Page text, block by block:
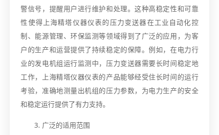
警信号，提醒用户进行维护和处理。这种高稳定性和可靠
性使得上海精塔仪器仪表的压力变送器在工业自动化控
制、能源管理、环保监测等领域得到了广泛的应用，为客
户的生产和运营提供了持续稳定的保障。例如，在电力行
业的发电机组运行监测中，压力变送器需要长时间稳定地
工作，上海精塔仪器仪表的产品能够经受住长时间的运行
考验，准确地测量出机组的压力参数，为电力生产的安全
和稳定运行提供了有力支持。
3. 广泛的适用范围